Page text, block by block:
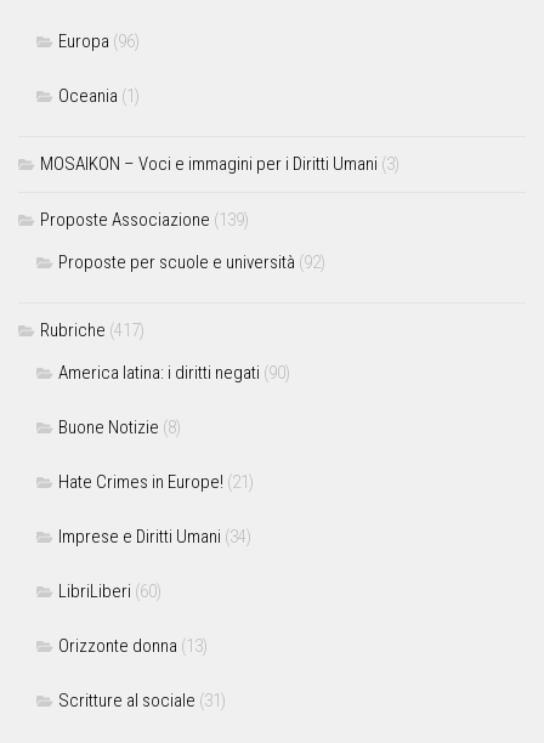
Europa (96)
Oceania (1)
MOSAIKON – Voci e immagini per i Diritti Umani (3)
Proposte Associazione (139)
Proposte per scuole e università (92)
Rubriche (417)
America latina: i diritti negati (90)
Buone Notizie (8)
Hate Crimes in Europe! (21)
Imprese e Diritti Umani (34)
LibriLiberi (60)
Orizzonte donna (13)
Scritture al sociale (31)